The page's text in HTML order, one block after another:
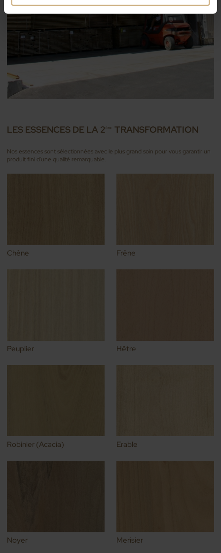
LES ESSENCES DE LA 2ÈME TRANSFORMATION
Nos essences sont sélectionnées avec le plus grand soin pour vous garantir un
produit fini d'une qualité remarquable.
Chêne Frêne
Peuplier Hêtre
Robinier (Acacia) Erable
Noyer Merisier